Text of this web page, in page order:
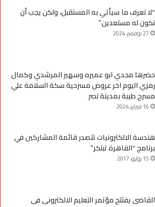
“لا نعرف ما سيأتي به المستقبل، ولكن يجب أن
نكون له مستعدين”
27 نوفمبر، 2024
حضرها مجدي ابو عميره وسهير المرشدي وكمال
رمزي اليوم اخر عروض مسرحية سكة السلامة علي
مسرح طيبة بمدينة نصر
16 فبراير، 2024
هندسة الالكترونيات تتصدر قائمة المشاركين في
برنامج “القاهرة تبتكر”
15 يوليو، 2017
القاضى يفتتح مؤتمر التعليم الالكترونى فى